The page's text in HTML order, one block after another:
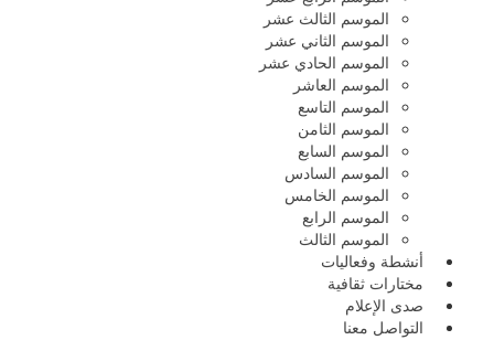
الموسم الثالث عشر
الموسم الثاني عشر
الموسم الحادي عشر
الموسم العاشر
الموسم التاسع
الموسم الثامن
الموسم السابع
الموسم السادس
الموسم الخامس
الموسم الرابع
الموسم الثالث
أنشطة وفعاليات
مختارات ثقافية
صدى الإعلام
التواصل معنا